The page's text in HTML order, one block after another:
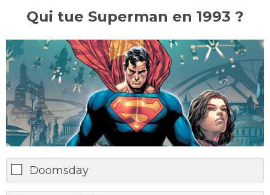
Qui tue Superman en 1993 ?
Doomsday